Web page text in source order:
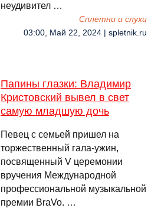
неудивител …
Сплетни и слухи
03:00, Май 22, 2024 | spletnik.ru
Папины глазки: Владимир
Кристовский вывел в свет
самую младшую дочь
Певец с семьей пришел на
торжественный гала-ужин,
посвященный V церемонии
вручения Международной
профессиональной музыкальной
премии BraVo. …